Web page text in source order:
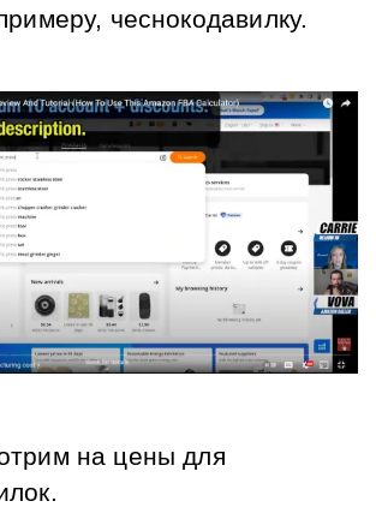
чеснокодавилку.
на цены для